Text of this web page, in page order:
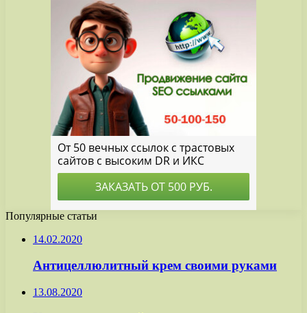
Популярные статьи
14.02.2020
Антицеллюлитный крем своими руками
13.08.2020